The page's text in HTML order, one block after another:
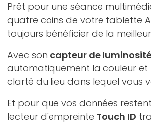
Prêt pour une séance
quatre coins de votre tablette
toujours bénéficier de la
Avec son capteur de
automatiquement la couleur et
clarté du lieu dans lequel vous
Et pour que vos données
lecteur d'empreinte Touch ID